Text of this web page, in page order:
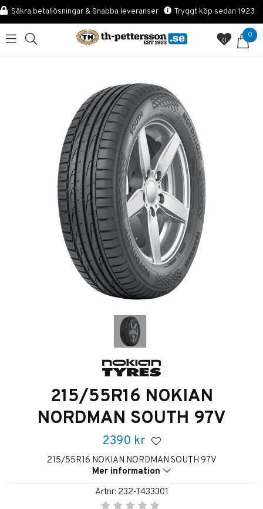
Säkra betallösningar & Snabba leveranser Tryggt köp sedan 1923
0
0
215/55R16 NOKIAN
NORDMAN SOUTH 97V
2390 kr
215/55R16 NOKIAN NORDMAN SOUTH 97V
Mer information
Artnr: 232-T433301